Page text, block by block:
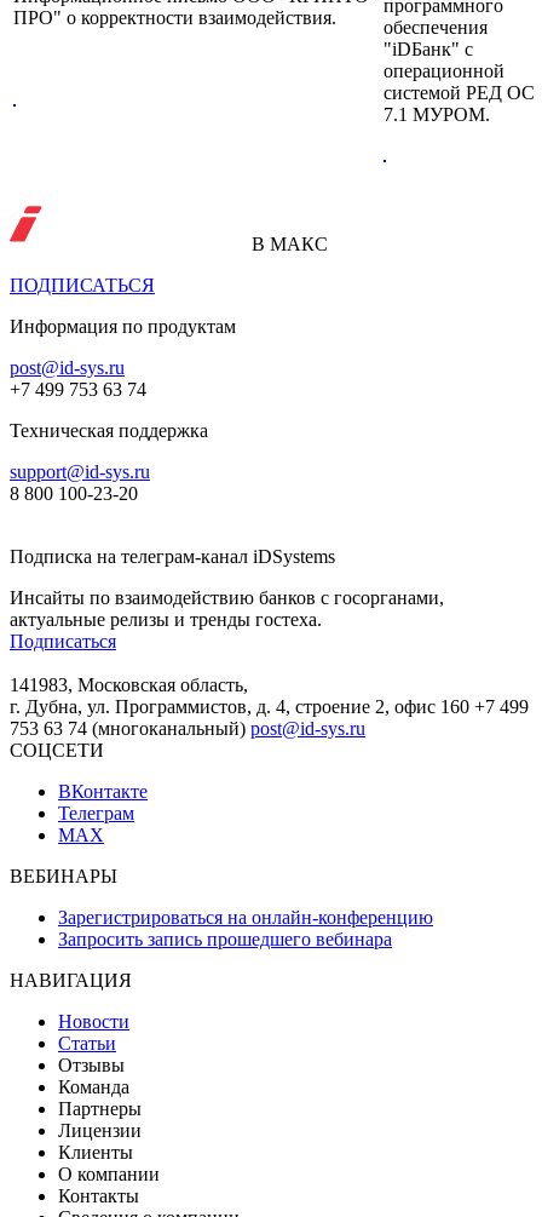
ПРО" о корректности взаимодействия.
программного
обеспечения
"iDБанк" с
операционной
системой РЕД ОС
7.1 МУРОМ.
В МАКС
ПОДПИСАТЬСЯ
Информация по продуктам
post@id-sys.ru
+7 499 753 63 74
Техническая поддержка
support@id-sys.ru
8 800 100-23-20
Подписка на телеграм-канал iDSystems
Инсайты по взаимодействию банков с госорганами,
актуальные релизы и тренды гостеха.
Подписаться
141983, Московская область,
г. Дубна, ул. Программистов, д. 4, строение 2, офис 160 +7 499
753 63 74 (многоканальный) post@id-sys.ru
СОЦСЕТИ
ВКонтакте
Телеграм
MAX
ВЕБИНАРЫ
Зарегистрироваться на онлайн-конференцию
Запросить запись прошедшего вебинара
НАВИГАЦИЯ
Новости
Статьи
Отзывы
Команда
Партнеры
Лицензии
Клиенты
О компании
Контакты